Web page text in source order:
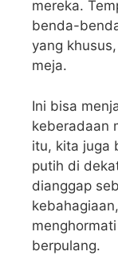
mereka.
benda-
yang
meja.
Ini bisa
keberadaan
itu, kita juga
putih di
dianggap
berpulang.